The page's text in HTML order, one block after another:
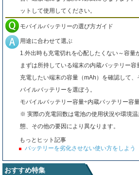
ットして使用してください。
モバイルバッテリーの選び方ガイド
用途に合わせて選ぶ
1.外出時も充電切れを心配したくない～容量
まずは所持している端末の内蔵バッテリー容
充電したい端末の容量（mAh）を確認して
バイルバッテリーを選ぼう。
モバイルバッテリー容量÷内蔵バッテリー容
※ 実際の充電回数は電池の使用状況や環境
態、その他の要因により異なります。
もっとヒット記事
バッテリーを劣化させない使い方をしよう
おすすめ特集